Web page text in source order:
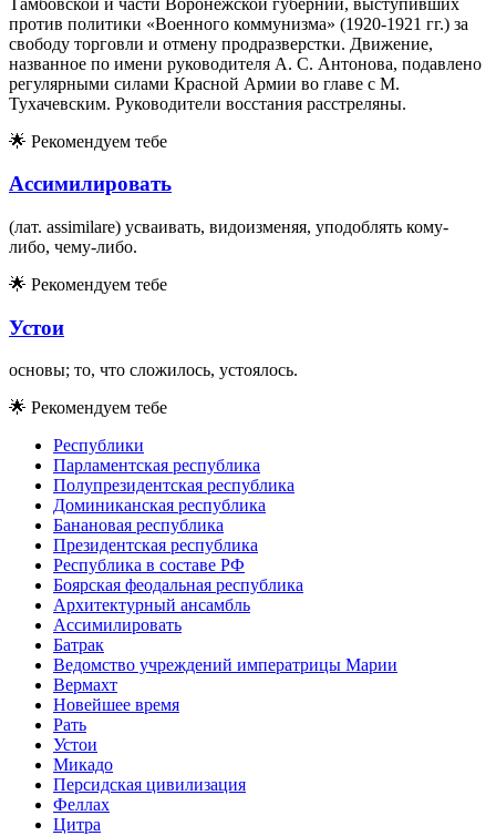
против политики «Военного коммунизма» (1920-1921 гг.) за
свободу торговли и отмену продразверстки. Движение,
названное по имени руководителя А. С. Антонова, подавлено
регулярными силами Красной Армии во главе с М.
Тухачевским. Руководители восстания расстреляны.
🌟 Рекомендуем тебе
Ассимилировать
(лат. assimilare) усваивать, видоизменяя, уподоблять кому-
либо, чему-либо.
🌟 Рекомендуем тебе
Устои
основы; то, что сложилось, устоялось.
🌟 Рекомендуем тебе
Республики
Парламентская республика
Полупрезидентская республика
Доминиканская республика
Банановая республика
Президентская республика
Республика в составе РФ
Боярская феодальная республика
Архитектурный ансамбль
Ассимилировать
Батрак
Ведомство учреждений императрицы Марии
Вермахт
Новейшее время
Рать
Устои
Микадо
Персидская цивилизация
Феллах
Цитра